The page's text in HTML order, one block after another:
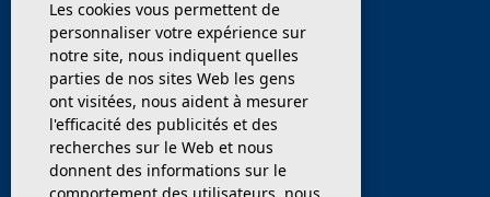
ENTREPRISE
PROPRIÉTÉS
SERVICES
VENDEZ / TRANSFÉRER
Les cookies vous permettent de
personnaliser votre expérience sur
notre site, nous indiquent quelles
parties de nos sites Web les gens
ont visitées, nous aident à mesurer
l'efficacité des publicités et des
recherches sur le Web et nous
donnent des informations sur le